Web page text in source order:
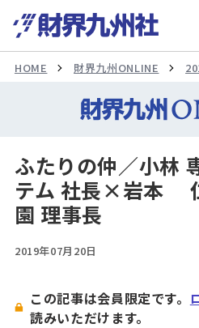
HOME 財界九州ONLINE
ふたりの仲／小林
テム 社長×岩本
園 理事長
2019年07月20日
この記事は会員限定です。
読みいただけます。